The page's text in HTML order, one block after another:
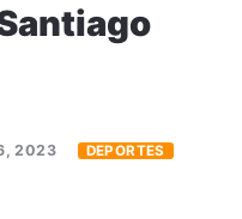
2023
DEPORTES